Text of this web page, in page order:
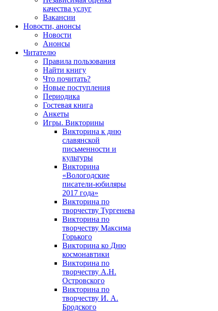
качества услуг
Вакансии
Новости, анонсы
Новости
Анонсы
Читателю
Правила пользования
Найти книгу
Что почитать?
Новые поступления
Периодика
Гостевая книга
Анкеты
Игры. Викторины
Викторина к дню
славянской
письменности и
культуры
Викторина
«Вологодские
писатели-юбиляры
2017 года»
Викторина по
творчеству Тургенева
Викторина по
творчеству Максима
Горького
Викторина ко Дню
космонавтики
Викторина по
творчеству А.Н.
Островского
Викторина по
творчеству И. А.
Бродского